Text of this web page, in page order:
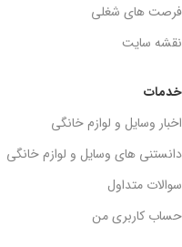
خدمات
اخبار وسایل و لوازم خانگی
دانستنی های وسایل و لوازم خانگی
سوالات متداول
حساب کاربری من
فرصت های شغلی
نقشه سایت